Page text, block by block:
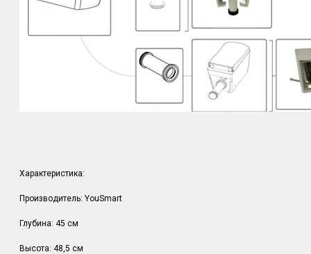
Характеристика:
Производитель: YouSmart
Глубина: 45 см
Высота: 48,5 см